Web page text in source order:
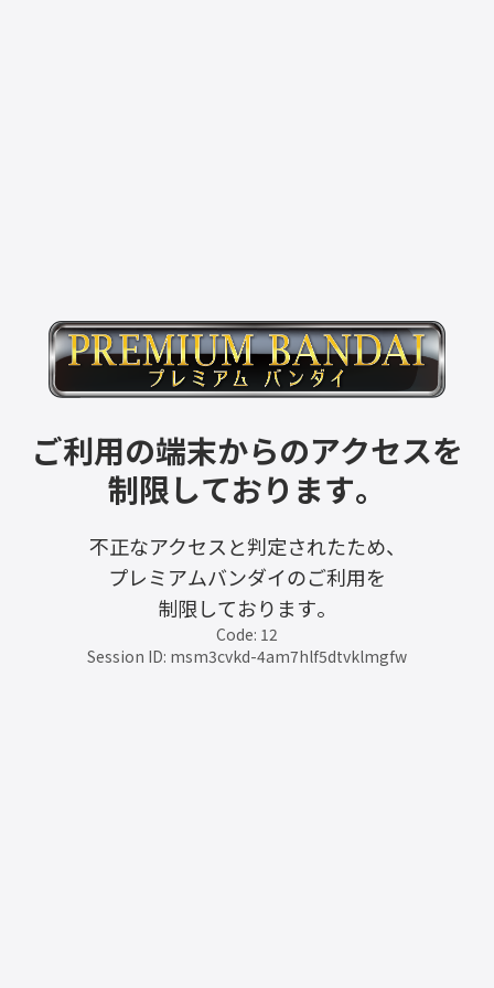
ご利用の端末からのアクセスを
制限しております。
不正なアクセスと判定されたため、
プレミアムバンダイのご利用を
制限しております。
Code: 12
Session ID: msm3cvkd-4am7hlf5dtvklmgfw